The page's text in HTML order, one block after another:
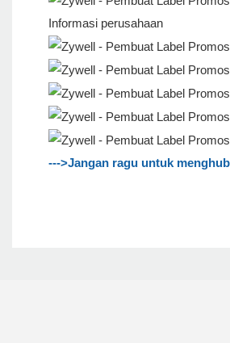
Informasi perusahaan
--->Jangan ragu untuk